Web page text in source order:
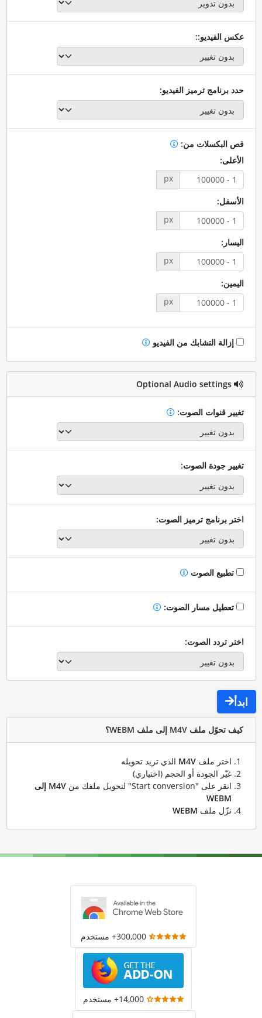
عكس الفيديو::
حدد برنامج ترميز الفيديو:
قص البكسلات من:
الأعلى:
px
الأسفل:
px
اليسار:
px
اليمين:
px
إزالة التشابك من الفيديو
Optional Audio settings
تغيير قنوات الصوت:
تغيير جودة الصوت:
اختر برنامج ترميز الصوت:
تطبيع الصوت
تعطيل مسار الصوت:
اختر تردد الصوت:
ابدأ
كيف تحوّل ملف M4V إلى ملف WEBM؟
اختر ملف M4Vالذي تريد تحويله
غيّر الجودة أو الحجم (اختياري)
انقر على "Start conversion" لتحويل ملفك من
M4V إلى
WEBM
نزّل ملف WEBM
300,000+ مستخدم
14,000+ مستخدم